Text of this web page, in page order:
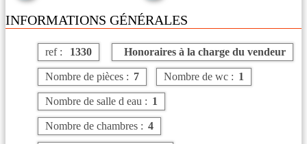
INFORMATIONS GÉNÉRALES
ref : 1330 Honoraires à la charge du vendeur
Nombre de pièces : 7 Nombre de wc : 1
Nombre de salle d eau : 1
Nombre de chambres : 4